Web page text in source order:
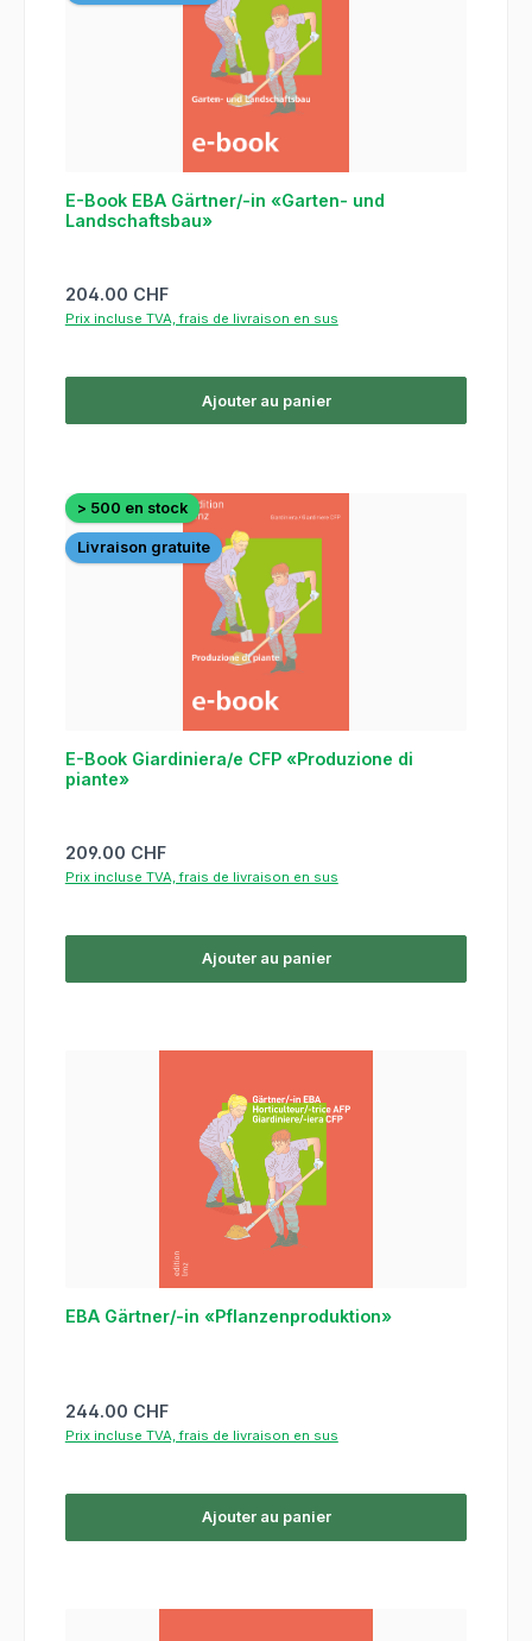
E-Book EBA Gärtner/-in «Garten- und
Landschaftsbau»
Prix régulier :
204.00 CHF
Prix incluse TVA, frais de livraison en sus
Ajouter au panier
> 500 en stock
Livraison gratuite
E-Book Giardiniera/e CFP «Produzione di
piante»
Prix régulier :
209.00 CHF
Prix incluse TVA, frais de livraison en sus
Ajouter au panier
EBA Gärtner/-in «Pflanzenproduktion»
Prix régulier :
244.00 CHF
Prix incluse TVA, frais de livraison en sus
Ajouter au panier